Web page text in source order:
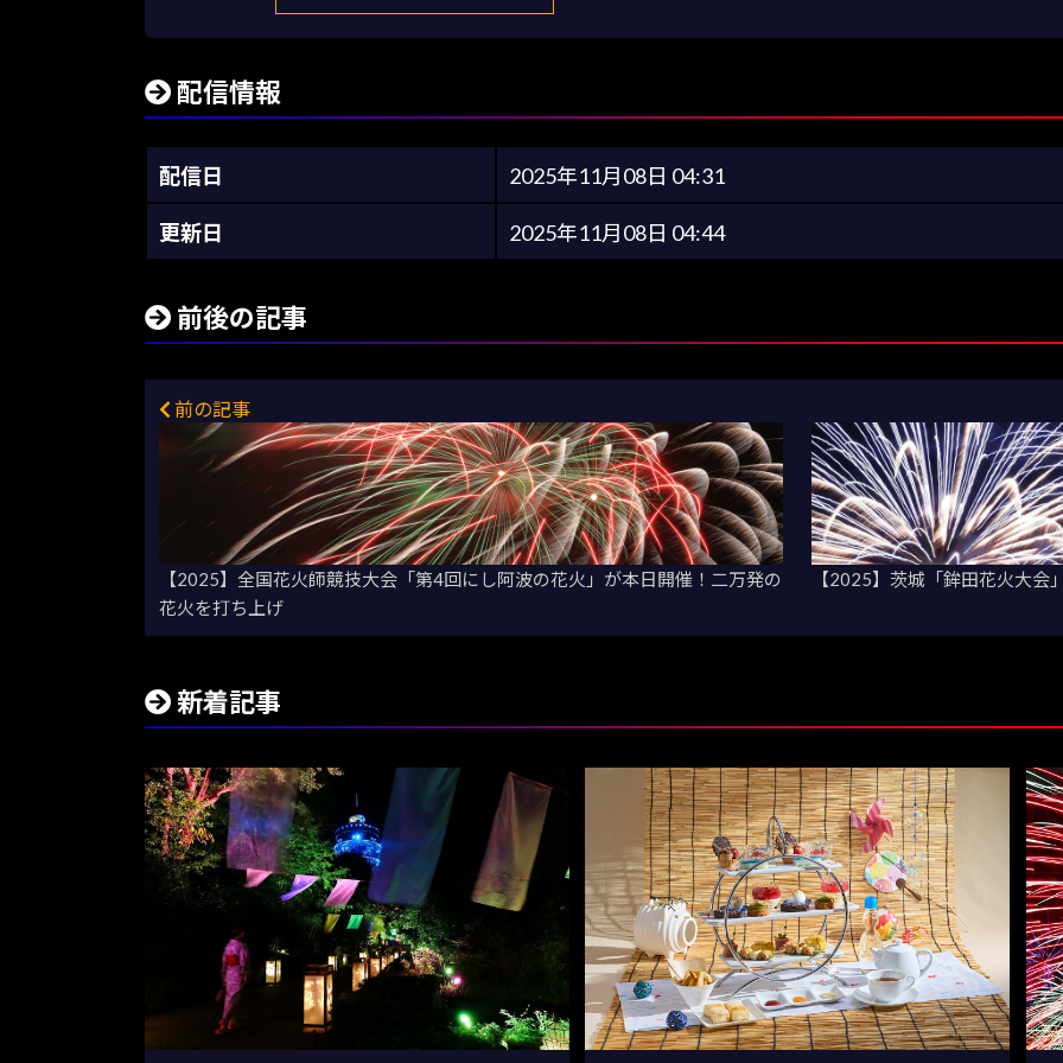
配信情報
配信日 2025年11月08日 04:31
更新日 2025年11月08日 04:44
前後の記事
前の記事
【2025】全国花火師競技大会「第4回にし阿波の花火」が本日開催！二万発の
花火を打ち上げ
【2025】茨城「鉾田花火大会
新着記事